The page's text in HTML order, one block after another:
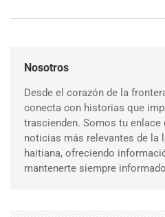
Nosotros
Desde el corazón de la
conecta con historias que
trascienden. Somos tu
noticias más relevantes de la
haitiana, ofreciendo
mantenerte siempre